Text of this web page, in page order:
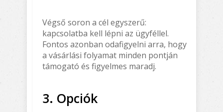
Végső soron a cél egyszerű:
kapcsolatba kell lépni az ügyféllel.
Fontos azonban odafigyelni arra, hogy
a vásárlási folyamat minden pontján
támogató és figyelmes maradj.
3. Opciók